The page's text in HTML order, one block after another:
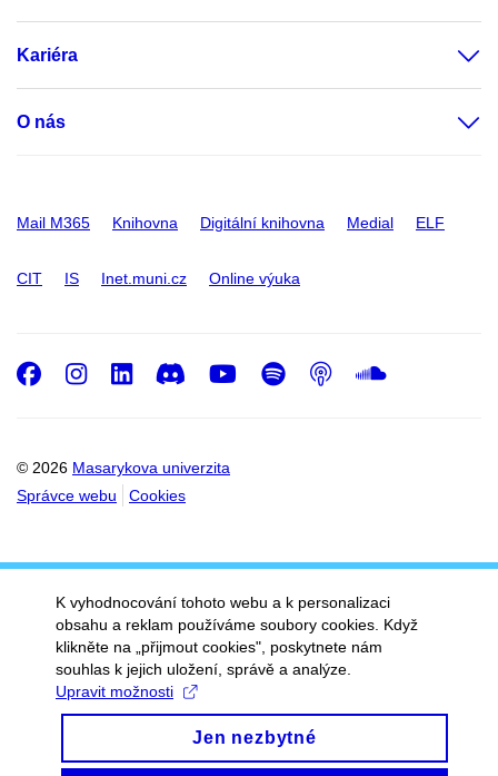
Kariéra
O nás
Mail M365 Knihovna Digitální knihovna Medial ELF
CIT IS Inet.muni.cz Online výuka
© 2026 Masarykova univerzita
Správce webu
Cookies
Facebook
Instagram
LinkedIn
DiscordYoutube
Spotify
Podcast
K vyhodnocování tohoto webu a k personalizaci
obsahu a reklam používáme soubory cookies. Když
klikněte na „přijmout cookies", poskytnete nám
souhlas k jejich uložení, správě a analýze.
Upravit možnosti
Jen nezbytné